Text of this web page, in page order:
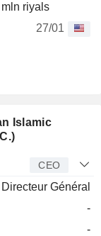
riyals
27/01
Islamic
CEO
Directeur Général
-
-